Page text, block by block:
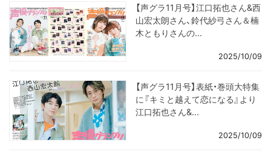
【声グラ11月号】江口拓也さん&西
山宏太朗さん、鈴代紗弓さん＆楠
木ともりさんの...
2025/10/09
【声グラ11月号】表紙・巻頭大特集
に『キミと越えて恋になる』より
江口拓也さん&...
2025/10/09